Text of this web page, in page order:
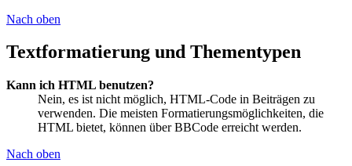
Nach oben
Textformatierung und Thementypen
Kann ich HTML benutzen?
Nein, es ist nicht möglich, HTML-Code in Beiträgen zu
verwenden. Die meisten Formatierungsmöglichkeiten, die
HTML bietet, können über BBCode erreicht werden.
Nach oben